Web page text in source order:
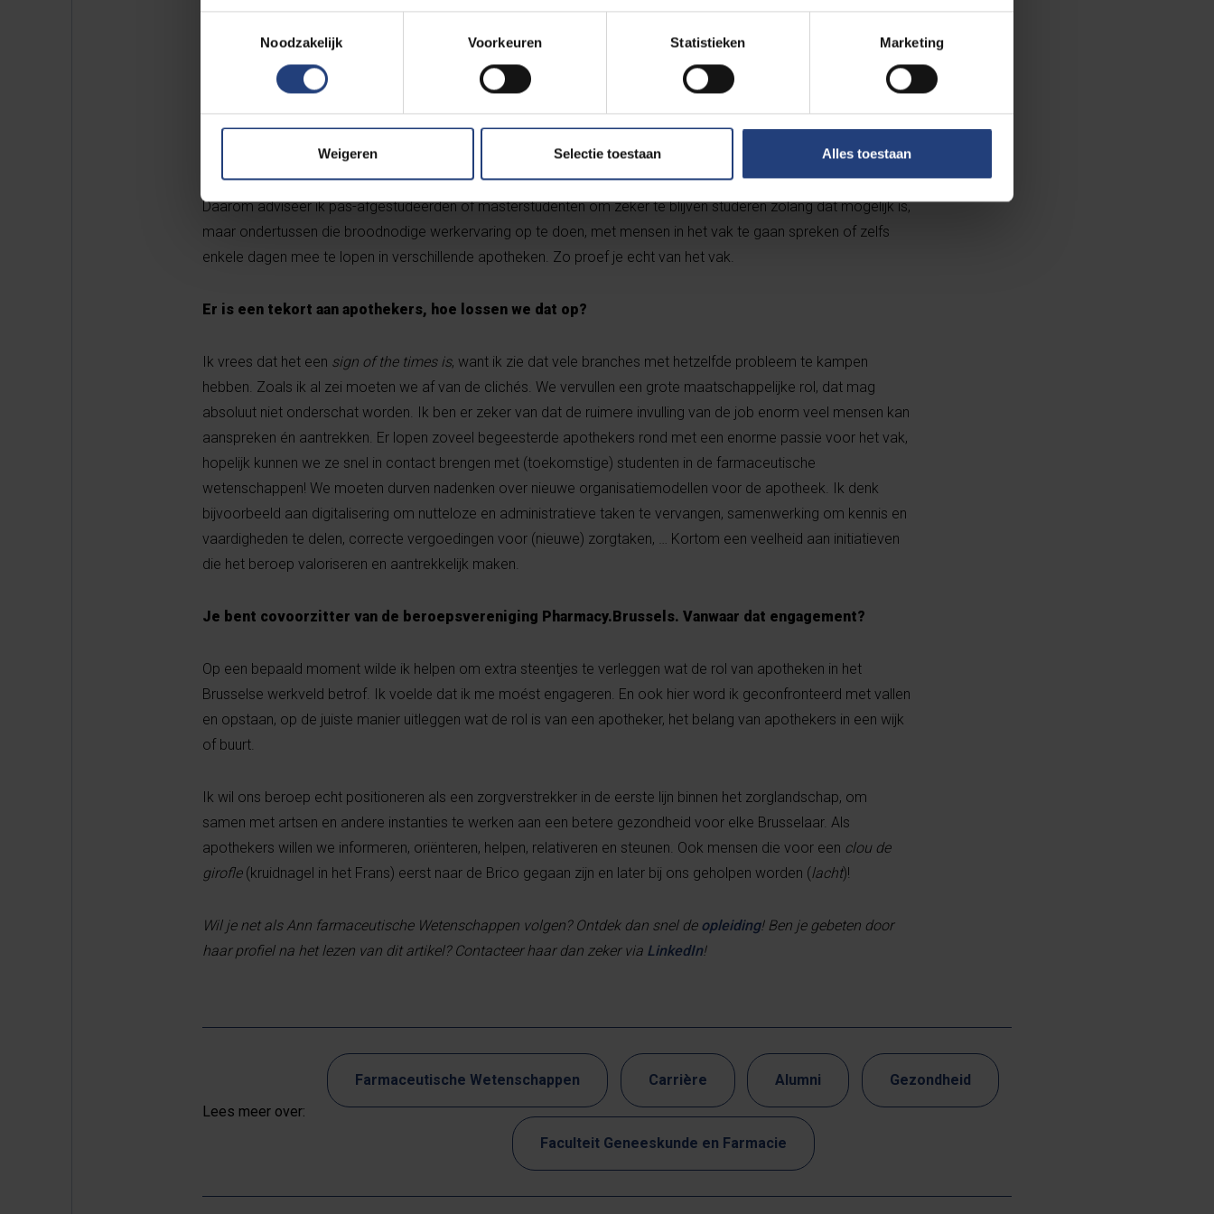
Noodzakelijk
Voorkeuren Statistieken Marketing
Weigeren Selectie toestaan Alles toestaan
Ja, absoluut. Ik heb echt een geweldige tijd gehad op de VUB-campus in Jette. Iedereen kende elkaar en het
was een gezellig en levendig eiland. De opleiding was zeker van goede kwaliteit, alleen leer je pas echt sociale
ondernemerschap tijdens mijn studies. Het reilen en zeilen van een zaak, mensen coachen, een team bouwen en
tevreden houden: ook dat zijn vaardigheden die noodzakelijk zijn voor een succesvolle apotheek.
Daarom adviseer ik pas-afgestudeerden of masterstudenten om zeker te blijven studeren zolang dat mogelijk is,
maar ondertussen die broodnodige werkervaring op te doen, met mensen in het vak te gaan spreken of zelfs
enkele dagen mee te lopen in verschillende apotheken. Zo proef je echt van het vak.
Er is een tekort aan apothekers, hoe lossen we dat op?
Ik vrees dat het een sign of the times is, want ik zie dat vele branches met hetzelfde probleem te kampen
hebben. Zoals ik al zei moeten we af van de clichés. We vervullen een grote maatschappelijke rol, dat mag
absoluut niet onderschat worden. Ik ben er zeker van dat de ruimere invulling van de job enorm veel mensen kan
aanspreken én aantrekken. Er lopen zoveel begeesterde apothekers rond met een enorme passie voor het vak,
hopelijk kunnen we ze snel in contact brengen met (toekomstige) studenten in de farmaceutische
wetenschappen! We moeten durven nadenken over nieuwe organisatiemodellen voor de apotheek. Ik denk
bijvoorbeeld aan digitalisering om nutteloze en administratieve taken te vervangen, samenwerking om kennis en
vaardigheden te delen, correcte vergoedingen voor (nieuwe) zorgtaken, … Kortom een veelheid aan initiatieven
die het beroep valoriseren en aantrekkelijk maken.
Je bent covoorzitter van de beroepsvereniging Pharmacy.Brussels. Vanwaar dat engagement?
Op een bepaald moment wilde ik helpen om extra steentjes te verleggen wat de rol van apotheken in het
Brusselse werkveld betrof. Ik voelde dat ik me moést engageren. En ook hier word ik geconfronteerd met vallen
en opstaan, op de juiste manier uitleggen wat de rol is van een apotheker, het belang van apothekers in een wijk
of buurt.
Ik wil ons beroep echt positioneren als een zorgverstrekker in de eerste lijn binnen het zorglandschap, om
samen met artsen en andere instanties te werken aan een betere gezondheid voor elke Brusselaar. Als
apothekers willen we informeren, oriënteren, helpen, relativeren en steunen. Ook mensen die voor een clou de
girofle(kruidnagel in het Frans) eerst naar de Brico gegaan zijn en later bij ons geholpen worden (lacht)!
Wil je net als Ann farmaceutische Wetenschappen volgen? Ontdek dan snel de opleiding! Ben je gebeten door
haar profiel na het lezen van dit artikel? Contacteer haar dan zeker via LinkedIn!
Lees meer over:
Farmaceutische Wetenschappen Carrière Alumni Gezondheid
Faculteit Geneeskunde en Farmacie